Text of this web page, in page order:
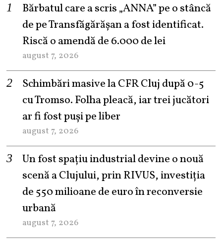
Bărbatul care a scris „ANNA” pe o stâncă
de pe Transfăgărășan a fost identificat.
Riscă o amendă de 6.000 de lei
august 7, 2026
Schimbări masive la CFR Cluj după 0-5
cu Tromso. Folha pleacă, iar trei jucători
ar fi fost puși pe liber
august 7, 2026
Un fost spațiu industrial devine o nouă
scenă a Clujului, prin RIVUS, investiția
de 550 milioane de euro în reconversie
urbană
august 7, 2026